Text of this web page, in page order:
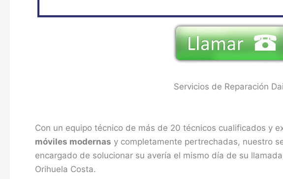
Servicios de Reparación
Con un equipo técnico de más de 20 técnicos cualificados y
móviles modernas y completamente pertrechadas, nuestro
encargado de solucionar su avería el mismo día de su
Orihuela Costa.